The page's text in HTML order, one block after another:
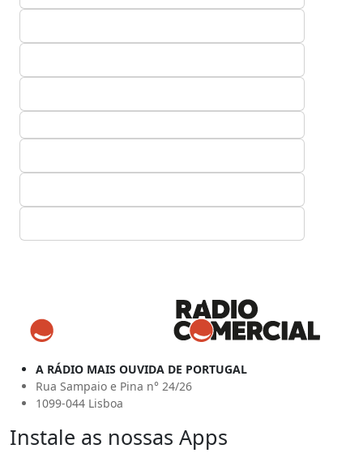
A RÁDIO MAIS OUVIDA DE PORTUGAL
Rua Sampaio e Pina n° 24/26
1099-044 Lisboa
Instale as nossas Apps